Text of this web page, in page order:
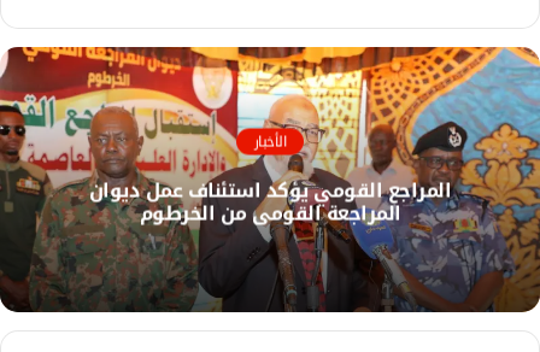
م
و
ق
ع
ا
ل
و
ي
ب
س
ب
و
ك الأخبار
المراجع القومي يؤكد استئناف عمل ديوان
المراجعة القومي من الخرطوم